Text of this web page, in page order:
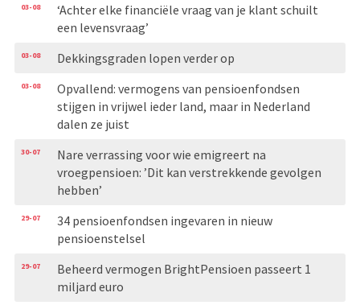
03-08
‘Achter elke financiële vraag van je klant schuilt
een levensvraag’
03-08 Dekkingsgraden lopen verder op
03-08
Opvallend: vermogens van pensioenfondsen
stijgen in vrijwel ieder land, maar in Nederland
dalen ze juist
30-07
Nare verrassing voor wie emigreert na
vroegpensioen: ’Dit kan verstrekkende gevolgen
hebben’
29-07
34 pensioenfondsen ingevaren in nieuw
pensioenstelsel
29-07
Beheerd vermogen BrightPensioen passeert 1
miljard euro